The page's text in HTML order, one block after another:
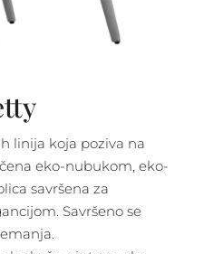
linija koja poziva na
eko-nubukom, eko-
savršena za
Savršeno se